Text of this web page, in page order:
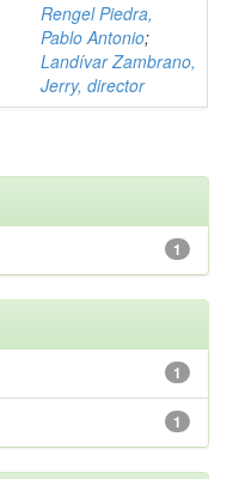
Rengel Piedra,
Pablo Antonio;
Landívar Zambrano,
Jerry, director
1
1
1